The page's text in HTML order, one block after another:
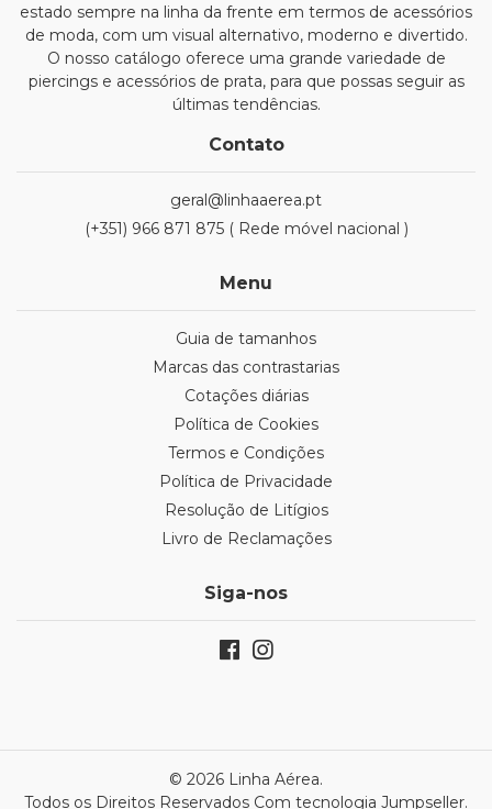
estado sempre na linha da frente em termos de acessórios
de moda, com um visual alternativo, moderno e divertido.
O nosso catálogo oferece uma grande variedade de
piercings e acessórios de prata, para que possas seguir as
últimas tendências.
Contato
geral@linhaaerea.pt
(+351) 966 871 875 ( Rede móvel nacional )
Menu
Guia de tamanhos
Marcas das contrastarias
Cotações diárias
Política de Cookies
Termos e Condições
Política de Privacidade
Resolução de Litígios
Livro de Reclamações
Siga-nos
© 2026 Linha Aérea.
Todos os Direitos Reservados Com tecnologia Jumpseller.